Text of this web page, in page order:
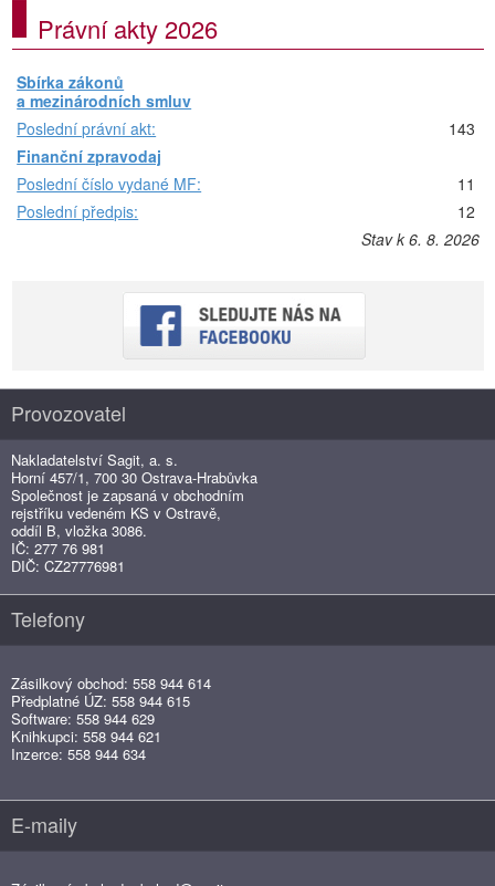
Právní akty 2026
Sbírka zákonů
a mezinárodních smluv
Poslední právní akt:
143
Finanční zpravodaj
Poslední číslo vydané MF:
11
Poslední předpis:
12
Stav k 6. 8. 2026
Provozovatel
Nakladatelství Sagit, a. s.
Horní 457/1, 700 30 Ostrava-Hrabůvka
Společnost je zapsaná v obchodním
rejstříku vedeném KS v Ostravě,
oddíl B, vložka 3086.
IČ: 277 76 981
DIČ: CZ27776981
Telefony
Zásilkový obchod: 558 944 614
Předplatné ÚZ: 558 944 615
Software: 558 944 629
Knihkupci: 558 944 621
Inzerce: 558 944 634
E-maily